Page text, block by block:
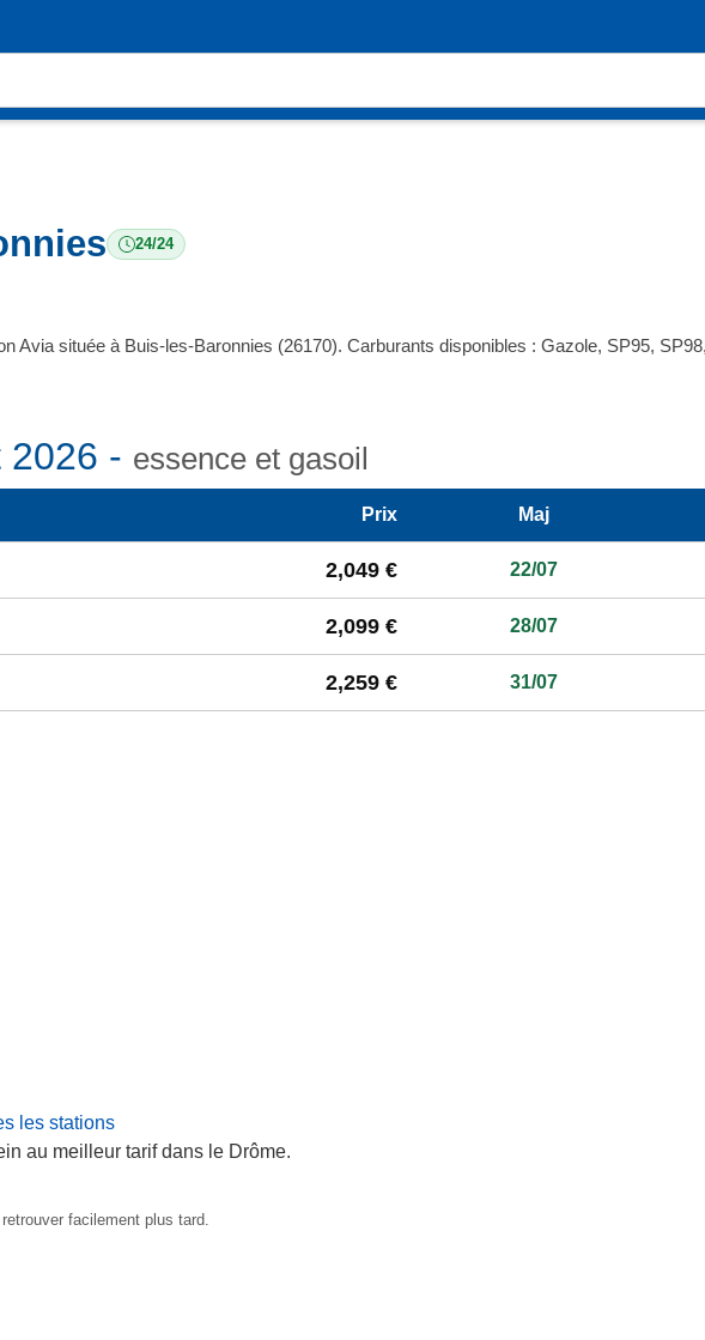
24/24
Avia située à Buis-les-Baronnies (26170). Carburants disponibles : Gazole, SP95,
2026 - essence et gasoil
Prix Maj
2,049 € 22/07
2,099 € 28/07
2,259 € 31/07
les stations
au meilleur tarif dans le Drôme.
facilement plus tard.